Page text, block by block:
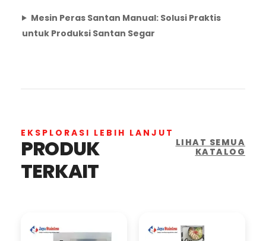
Mesin Peras Santan Manual: Solusi Praktis
untuk Produksi Santan Segar
EKSPLORASI LEBIH LANJUT
PRODUK
TERKAIT
LIHAT SEMUA
KATALOG